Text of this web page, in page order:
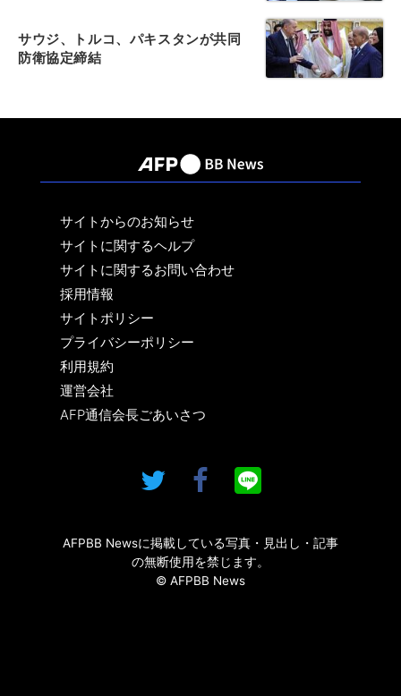
サウジ、トルコ、パキスタンが共同
防衛協定締結
サイトからのお知らせ
サイトに関するヘルプ
サイトに関するお問い合わせ
採用情報
サイトポリシー
プライバシーポリシー
利用規約
運営会社
AFP通信会長ごあいさつ
AFPBB Newsに掲載している写真・見出し・記事
の無断使用を禁じます。
© AFPBB News